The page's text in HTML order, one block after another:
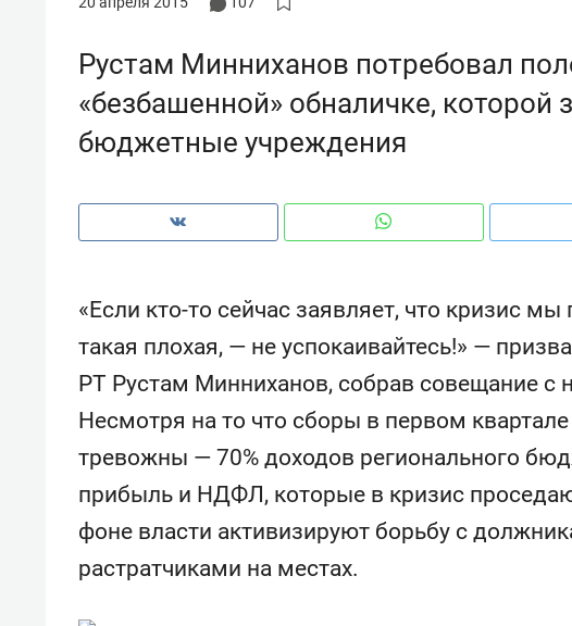
Рустам Минниханов потребовал
«безбашенной» обналичке,
бюджетные учреждения
«Если кто-то сейчас заявляет, что кризис
такая плохая, — не успокаивайтесь!» —
РТ Рустам Минниханов, собрав совещание с
Несмотря на то что сборы в первом
тревожны — 70% доходов регионального
прибыль и НДФЛ, которые в кризис
фоне власти активизируют борьбу с
растратчиками на местах.
Рекомендуем
Как ГК «МИР ГРУПП» и ВТБ
создают оазис жилого
Рекомендуем
150 камер до
ID вместо
безопасность